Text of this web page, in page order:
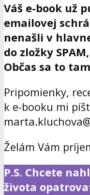
Váš e-book už
emailovej
nenašli v
do zložky
Občas sa to
Pripomienky,
k e-booku mi
Želám Vám
P.S. Chcete
života